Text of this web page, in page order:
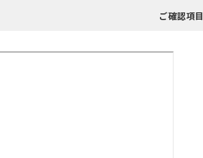
ご確認項目